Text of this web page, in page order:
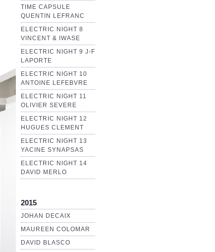
TIME CAPSULE
QUENTIN LEFRANC
ELECTRIC NIGHT 8
VINCENT & IWASE
ELECTRIC NIGHT 9 J-F
LAPORTE
ELECTRIC NIGHT 10
ANTOINE LEFEBVRE
ELECTRIC NIGHT 11
OLIVIER SEVERE
ELECTRIC NIGHT 12
HUGUES CLEMENT
ELECTRIC NIGHT 13
YACINE SYNAPSAS
ELECTRIC NIGHT 14
DAVID MERLO
2015
JOHAN DECAIX
MAUREEN COLOMAR
DAVID BLASCO